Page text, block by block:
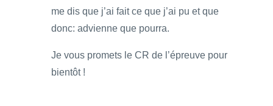
me dis que j’ai fait ce que j’ai pu et que
donc: advienne que pourra.
Je vous promets le CR de l’épreuve pour
bientôt !